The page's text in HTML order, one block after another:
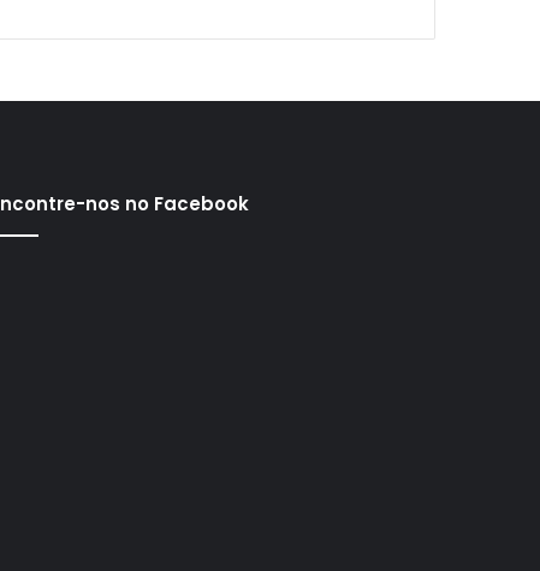
nos no Facebook